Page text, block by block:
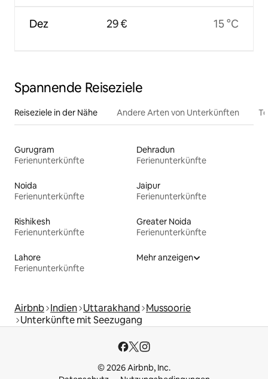
Dez 29 € 15 °C
Spannende Reiseziele
Reiseziele in der Nähe Andere Arten von Unterkünften
Gurugram
Ferienunterkünfte
Dehradun
Ferienunterkünfte
Noida
Ferienunterkünfte
Jaipur
Ferienunterkünfte
Rishikesh
Ferienunterkünfte
Greater Noida
Ferienunterkünfte
Lahore
Ferienunterkünfte
Mehr anzeigen
Airbnb Indien Uttarakhand Mussoorie
Unterkünfte mit Seezugang
© 2026 Airbnb, Inc.